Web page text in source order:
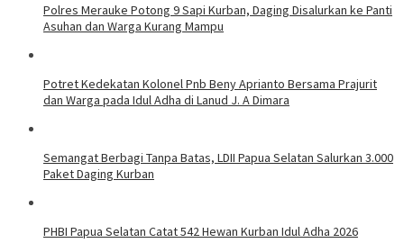
Polres Merauke Potong 9 Sapi Kurban, Daging Disalurkan ke Panti
Asuhan dan Warga Kurang Mampu
Potret Kedekatan Kolonel Pnb Beny Aprianto Bersama Prajurit
dan Warga pada Idul Adha di Lanud J. A Dimara
​Semangat Berbagi Tanpa Batas, LDII Papua Selatan Salurkan 3.000
Paket Daging Kurban
PHBI Papua Selatan Catat 542 Hewan Kurban Idul Adha 2026